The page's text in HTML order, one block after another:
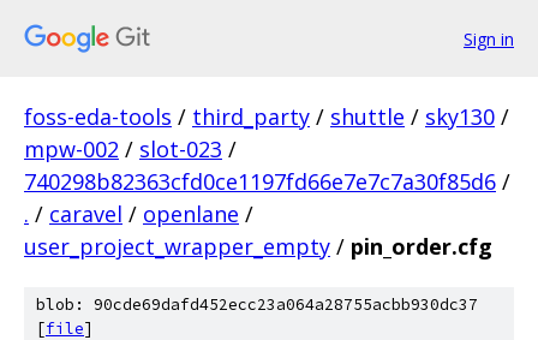
Sign in
foss-eda-tools / third_party / shuttle / sky130 /
mpw-002 / slot-023 /
740298b82363cfd0ce1197fd66e7e7c7a30f85d6 /
. / caravel / openlane /
user_project_wrapper_empty / pin_order.cfg
blob: 90cde69dafd452ecc23a064a28755acbb930dc37
[file]